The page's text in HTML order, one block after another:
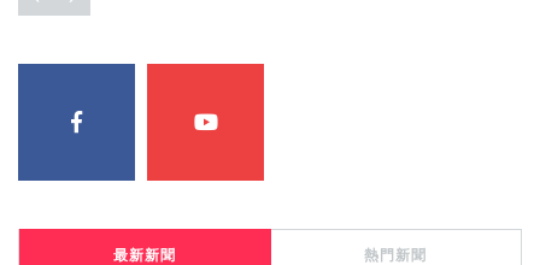
最新新聞 熱門新聞